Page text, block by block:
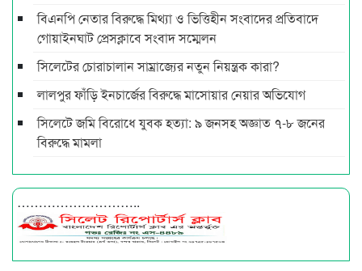
বিএনপি নেতার বিরুদ্ধে মিথ্যা ও ভিত্তিহীন সংবাদের প্রতিবাদে
গোয়াইনঘাট প্রেসক্লাবে সংবাদ সম্মেলন
সিলেটের চোরাচালান সাম্রাজ্যের নতুন নিয়ন্ত্রক কারা?
লালপুর ফাঁড়ি ইনচার্জের বিরুদ্ধে মাসোয়ার নেয়ার অভিযোগ
সিলেটে জমি বিরোধে যুবক হত্যা: ৯ জনসহ অজ্ঞাত ৭-৮ জনের
বিরুদ্ধে মামলা
………………………..